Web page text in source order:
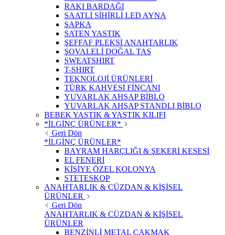
RAKI BARDAĞI
SAATLİ SİHİRLİ LED AYNA
ŞAPKA
SATEN YASTIK
ŞEFFAF PLEKSİ ANAHTARLIK
ŞOVALELİ DOĞAL TAŞ
SWEATSHIRT
T-SHIRT
TEKNOLOJİ ÜRÜNLERİ
TÜRK KAHVESİ FİNCANI
YUVARLAK AHŞAP BİBLO
YUVARLAK AHŞAP STANDLI BİBLO
BEBEK YASTIK & YASTIK KILIFI
*İLGİNÇ ÜRÜNLER*
Geri Dön
*İLGİNÇ ÜRÜNLER*
BAYRAM HARÇLIĞI & ŞEKERİ KESESİ
EL FENERİ
KİŞİYE ÖZEL KOLONYA
STETESKOP
ANAHTARLIK & CÜZDAN & KİŞİSEL
ÜRÜNLER
Geri Dön
ANAHTARLIK & CÜZDAN & KİŞİSEL
ÜRÜNLER
BENZİNLİ METAL ÇAKMAK